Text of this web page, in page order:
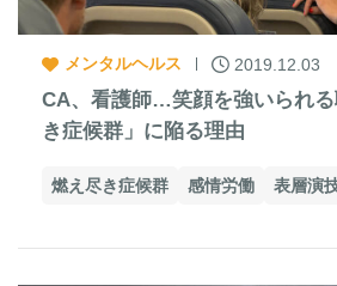
メンタルヘルス 2019.12.03
CA、看護師…笑顔を強いられ
き症候群」に陥る理由
燃え尽き症候群 感情労働 表層演